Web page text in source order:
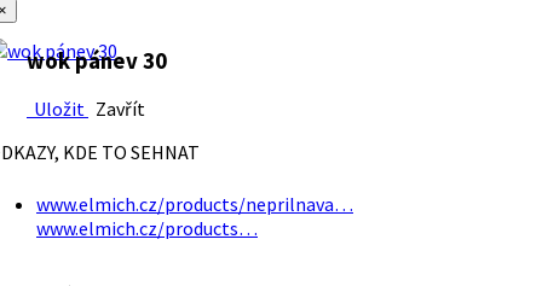
wok pánev 30
Uložit Zavřít
KDE TO SEHNAT
www.elmich.cz/products/neprilnava…
www.elmich.cz/products…